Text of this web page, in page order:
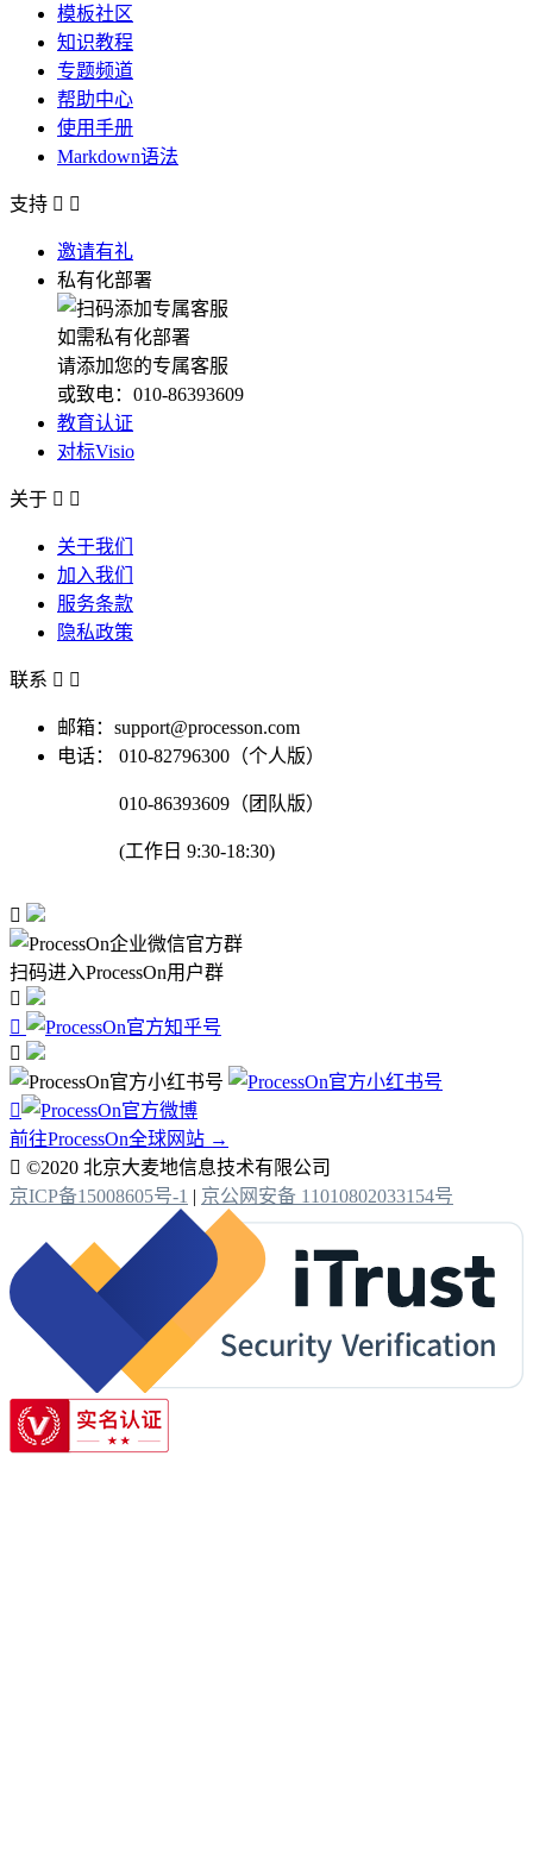
模板社区
知识教程
专题频道
帮助中心
使用手册
Markdown语法
支持  
邀请有礼
私有化部署
如需私有化部署
请添加您的专属客服
或致电：010-86393609
教育认证
对标Visio
关于  
关于我们
加入我们
服务条款
隐私政策
联系  
邮箱：support@processon.com
电话：
010-82796300（个人版）
010-86393609（团队版）
(工作日 9:30-18:30)

扫码进入ProcessOn用户群




前往ProcessOn全球网站 →
 ©2020 北京大麦地信息技术有限公司
京ICP备15008605号-1 | 京公网安备 11010802033154号